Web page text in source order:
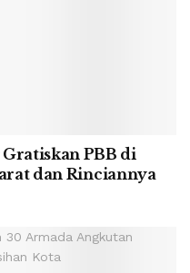
PBB di
dan Rinciannya